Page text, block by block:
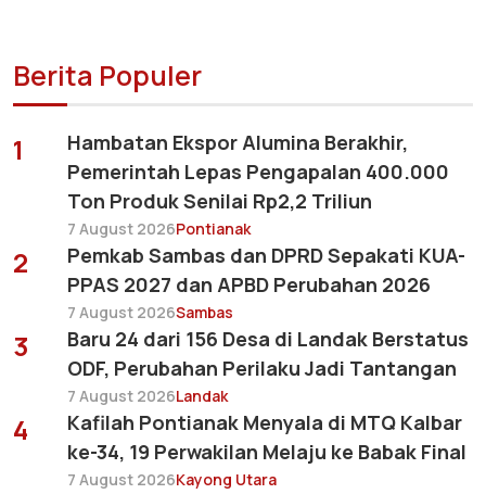
Berita Populer
1
Hambatan Ekspor Alumina Berakhir,
Pemerintah Lepas Pengapalan 400.000
Ton Produk Senilai Rp2,2 Triliun
7 August 2026Pontianak
2
Pemkab Sambas dan DPRD Sepakati KUA-
PPAS 2027 dan APBD Perubahan 2026
7 August 2026Sambas
3
Baru 24 dari 156 Desa di Landak Berstatus
ODF, Perubahan Perilaku Jadi Tantangan
7 August 2026Landak
4
Kafilah Pontianak Menyala di MTQ Kalbar
ke-34, 19 Perwakilan Melaju ke Babak Final
7 August 2026Kayong Utara